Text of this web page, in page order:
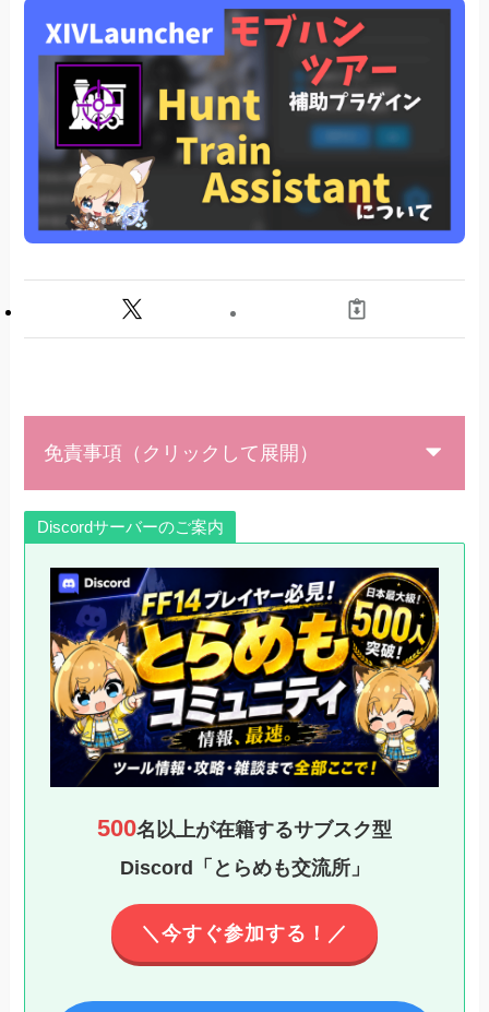
免責事項（クリックして展開）
Discordサーバーのご案内
500名以上が在籍するサブスク型
Discord「とらめも交流所」
＼今すぐ参加する！／